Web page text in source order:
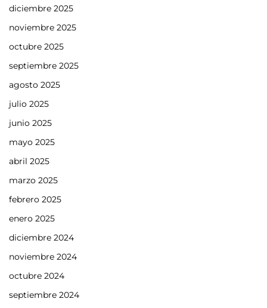
diciembre 2025
noviembre 2025
octubre 2025
septiembre 2025
agosto 2025
julio 2025
junio 2025
mayo 2025
abril 2025
marzo 2025
febrero 2025
enero 2025
diciembre 2024
noviembre 2024
octubre 2024
septiembre 2024